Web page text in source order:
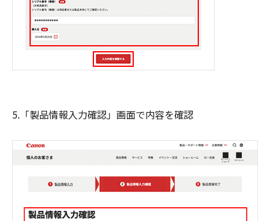
5.「製品情報入力確認」画面で内容を確認